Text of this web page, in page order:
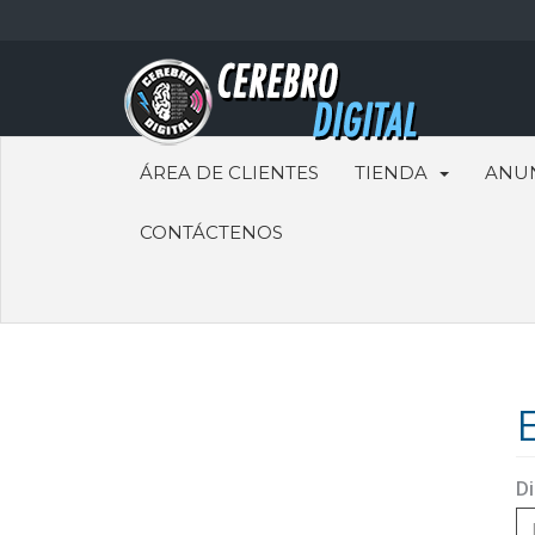
ÁREA DE CLIENTES TIENDA
CONTÁCTENOS